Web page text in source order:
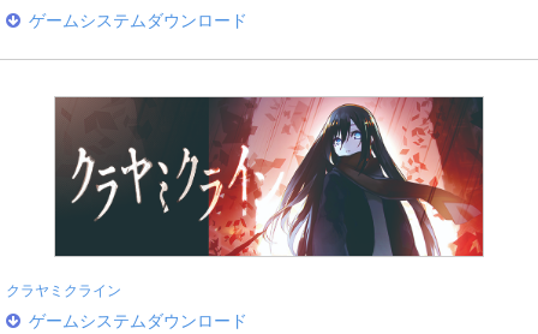
ゲームシステムダウンロード
クラヤミクライン
ゲームシステムダウンロード